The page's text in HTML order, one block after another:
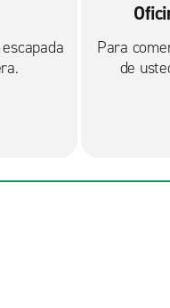
Para
de